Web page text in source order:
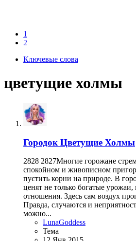
1
2
Ключевые слова
цветущие холмы
Городок Цветущие Холмы
2828 2827Многие горожане
спокойном и живописном
пустить корни на природе. В
ценят не только богатые
отношения. Здесь сам воздух
Правда, случаются и
можно...
LunaGoddess
Тема